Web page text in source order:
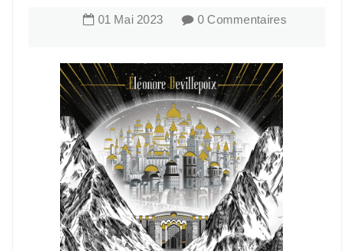
01 Mai 2023 0 Commentaires